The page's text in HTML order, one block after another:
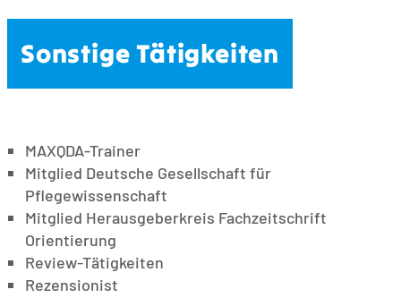
Sonstige Tätigkeiten
MAXQDA-Trainer
Mitglied Deutsche Gesellschaft für
Pflegewissenschaft
Mitglied Herausgeberkreis Fachzeitschrift
Orientierung
Review-Tätigkeiten
Rezensionist